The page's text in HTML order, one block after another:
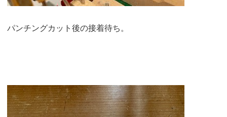
パンチングカット後の接着待ち。